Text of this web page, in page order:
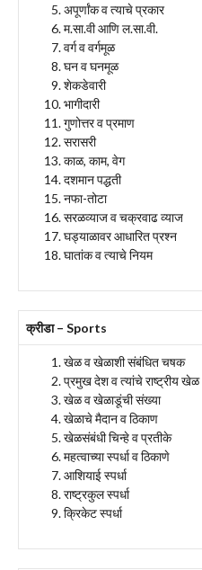
अपूर्णांक व त्याचे प्रकार
म.सा.वी आणि ल.सा.वी.
वर्ग व वर्गमूळ
घन व घनमूळ
शेकडेवारी
भागीदारी
गुणोत्तर व प्रमाण
सरासरी
काळ, काम, वेग
दशमान पद्धती
नफा-तोटा
सरळव्याज व चक्रवाढ व्याज
घड्याळावर आधारित प्रश्न
घातांक व त्याचे नियम
क्रीडा – Sports
खेळ व खेळाशी संबंधित चषक
प्रमुख देश व त्यांचे राष्ट्रीय खेळ
खेळ व खेळाडूंची संख्या
खेळाचे मैदान व ठिकाण
खेळसंबंधी चिन्हे व प्रतीके
महत्वाच्या स्पर्धा व ठिकाणे
आशियाई स्पर्धा
राष्ट्रकुल स्पर्धा
क्रिकेट स्पर्धा